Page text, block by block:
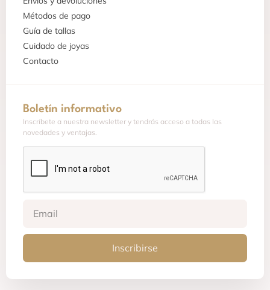
Métodos de pago
Guía de tallas
Cuidado de joyas
Contacto
Boletín informativo
Inscríbete a nuestra newsletter y tendrás acceso a todas las
novedades y ventajas.
Inscribirse